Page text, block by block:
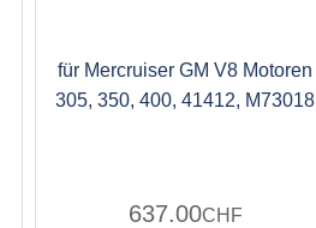
für Mercruiser GM V8 Motoren
305, 350, 400, 41412, M73018
637.00CHF